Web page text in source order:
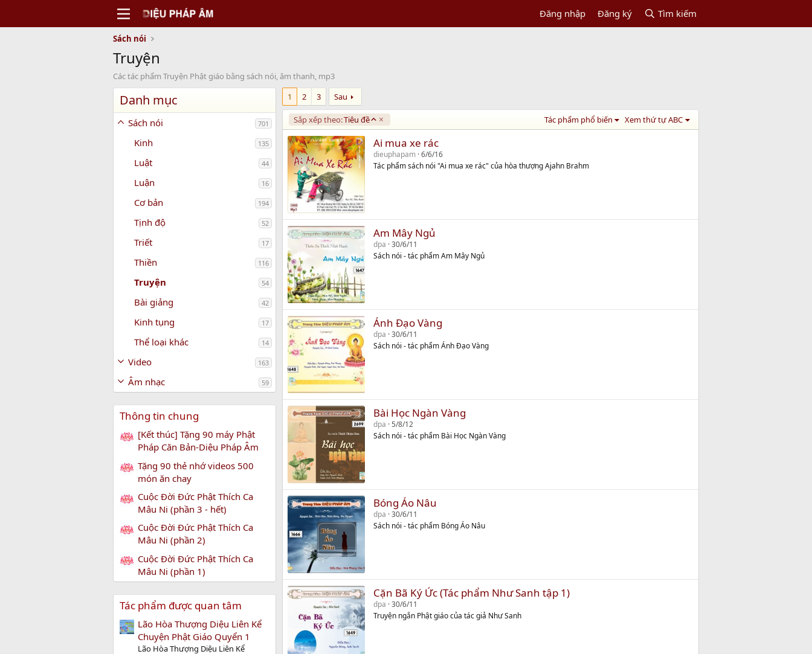
Đăng nhập Đăng ký Tìm kiếm
Sách nói
Truyện
Các tác phẩm Truyện Phật giáo bằng sách nói, âm thanh, mp3
Danh mục
Sách nói 701
Kinh 135
Luật 44
Luận 16
Cơ bản 194
Tịnh độ 52
Triết 17
Thiền 116
Truyện 54
Bài giảng 42
Kinh tụng 17
Thể loại khác 14
Video 163
Âm nhạc 59
Thông tin chung
[Kết thúc] Tặng 90 máy Phật
Pháp Căn Bản-Diệu Pháp Âm
Tặng 90 thẻ nhớ videos 500
món ăn chay
Cuộc Đời Đức Phật Thích Ca
Mâu Ni (phần 3 - hết)
Cuộc Đời Đức Phật Thích Ca
Mâu Ni (phần 2)
Cuộc Đời Đức Phật Thích Ca
Mâu Ni (phần 1)
Tác phẩm được quan tâm
Lão Hòa Thượng Diệu Liên Kể
Chuyện Phật Giáo Quyển 1
Lão Hòa Thượng Diệu Liên Kể
1 2 3 Sau
Sắp xếp theo:Tiêu đề
A
s
c
e
n
d
i
n
g
Tác phẩm phổ biến Xem thứ tự ABC
Ai mua xe rác
dieuphapam 6/6/16
Tác phẩm sách nói "Ai mua xe rác" của hòa thượng Ajahn Brahm
Am Mây Ngủ
dpa 30/6/11
Sách nói - tác phẩm Am Mây Ngủ
Ánh Đạo Vàng
dpa 30/6/11
Sách nói - tác phẩm Ánh Đạo Vàng
Bài Học Ngàn Vàng
dpa 5/8/12
Sách nói - tác phẩm Bài Học Ngàn Vàng
Bóng Áo Nâu
dpa 30/6/11
Sách nói - tác phẩm Bóng Áo Nâu
Cặn Bã Ký Ức (Tác phẩm Như Sanh tập 1)
dpa 30/6/11
Truyện ngắn Phật giáo của tác giả Như Sanh